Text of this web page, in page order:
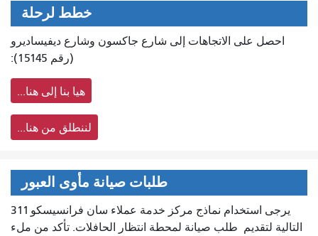
خطط لرحلة
احصل على الاتجاهات إلى شارع جاكسون وشارع ديفيساديرو
(رقم 15145):
هيا بنا إلى هنا...
لننطلق من هنا...
طلبات صيانة مأوى العبور
يرجى استخدام نماذج مركز خدمة عملاء سان فرانسيسكو 311
التالية لتقديم طلب صيانة لمحطة انتظار الحافلات. تأكد من ملء